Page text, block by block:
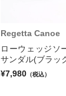
Regetta Canoe
ローウェッジ
サンダル(ブラッ
¥7,980 （税込）